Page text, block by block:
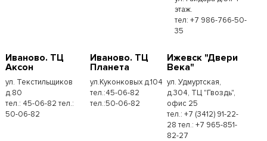
этаж.
тел: +7 986-766-50-
35
Иваново. ТЦ
Аксон
ул. Текстильщиков
д.80
тел.: 45-06-82 тел.:
50-06-82
Иваново. ТЦ
Планета
ул.Куконковых д.104
тел.:45-06-82
тел.:50-06-82
Ижевск "Двери
Века"
ул. Удмуртская,
д.304, ТЦ "Гвоздь",
офис 25
тел.: +7 (3412) 91-22-
28 тел.: +7 965-851-
82-27